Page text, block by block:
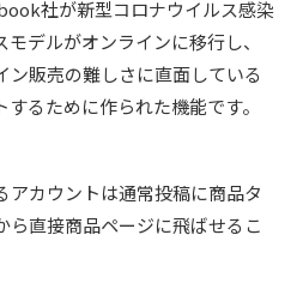
社が新型コロナウイルス感染
デルがオンラインに移行し、
ン販売の難しさに直面している
るために作られた機能です。
アカウントは通常投稿に商品タ
ら直接商品ページに飛ばせるこ